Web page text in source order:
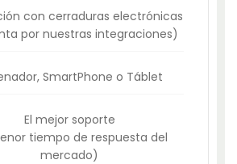
con cerraduras electrónicas
por nuestras integraciones)
SmartPhone o Táblet
El mejor soporte
tiempo de respuesta del
mercado)